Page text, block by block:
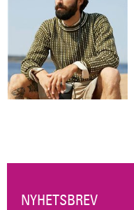
NYHETSBREV